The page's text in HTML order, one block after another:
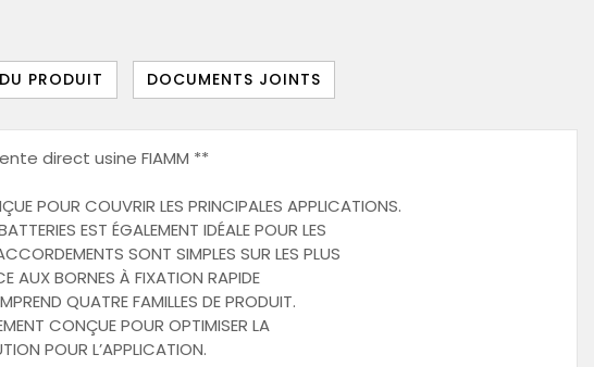
PRODUIT DOCUMENTS JOINTS
direct usine FIAMM **
POUR COUVRIR LES PRINCIPALES APPLICATIONS.
EST ÉGALEMENT IDÉALE POUR LES
SONT SIMPLES SUR LES PLUS
AUX BORNES À FIXATION RAPIDE
QUATRE FAMILLES DE PRODUIT.
CONÇUE POUR OPTIMISER LA
POUR L’APPLICATION.